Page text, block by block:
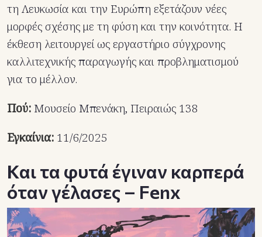
τη Λευκωσία και την Ευρώπη εξετάζουν νέες
μορφές σχέσης με τη φύση και την κοινότητα. Η
έκθεση λειτουργεί ως εργαστήριο σύγχρονης
καλλιτεχνικής παραγωγής και προβληματισμού
για το μέλλον.
Πού: Μουσείο Μπενάκη, Πειραιώς 138
Εγκαίνια: 11/6/2025
Και τα φυτά έγιναν καρπερά
όταν γέλασες – Fenx